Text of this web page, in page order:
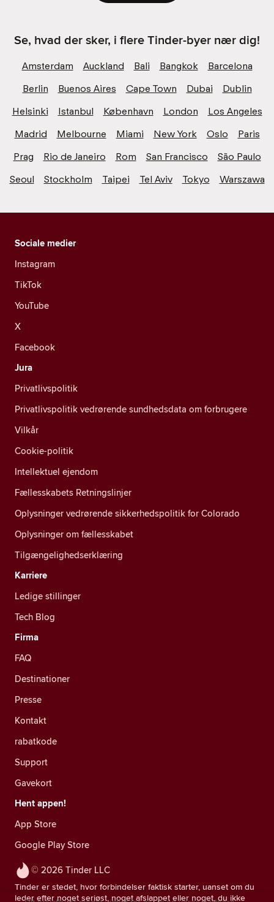
Se, hvad der sker, i flere Tinder-byer nær dig!
Amsterdam Auckland Bali Bangkok
Barcelona
Berlin
Buenos Aires Cape Town Dubai
Dublin
Helsinki
Istanbul København London
Los Angeles
Madrid
Melbourne Miami New York Oslo
Paris
Prag
Rio de Janeiro Rom San Francisco
São Paulo
Seoul
Stockholm Taipei Tel Aviv Tokyo Warszawa
© 2026 Tinder LLC
Tinder er stedet, hvor forbindelser faktisk starter, uanset om du
leder efter noget seriøst, noget afslappet eller noget, du ikke
Sociale medier
Instagram
TikTok
YouTube
X
Facebook
Jura
Privatlivspolitik
Privatlivspolitik vedrørende sundhedsdata om forbrugere
Vilkår
Cookie-politik
Intellektuel ejendom
Fællesskabets Retningslinjer
Oplysninger vedrørende sikkerhedspolitik for Colorado
Oplysninger om fællesskabet
Tilgængelighedserklæring
Karriere
Ledige stillinger
Tech Blog
Firma
FAQ
Destinationer
Presse
Kontakt
rabatkode
Support
Gavekort
Hent appen!
App Store
Google Play Store